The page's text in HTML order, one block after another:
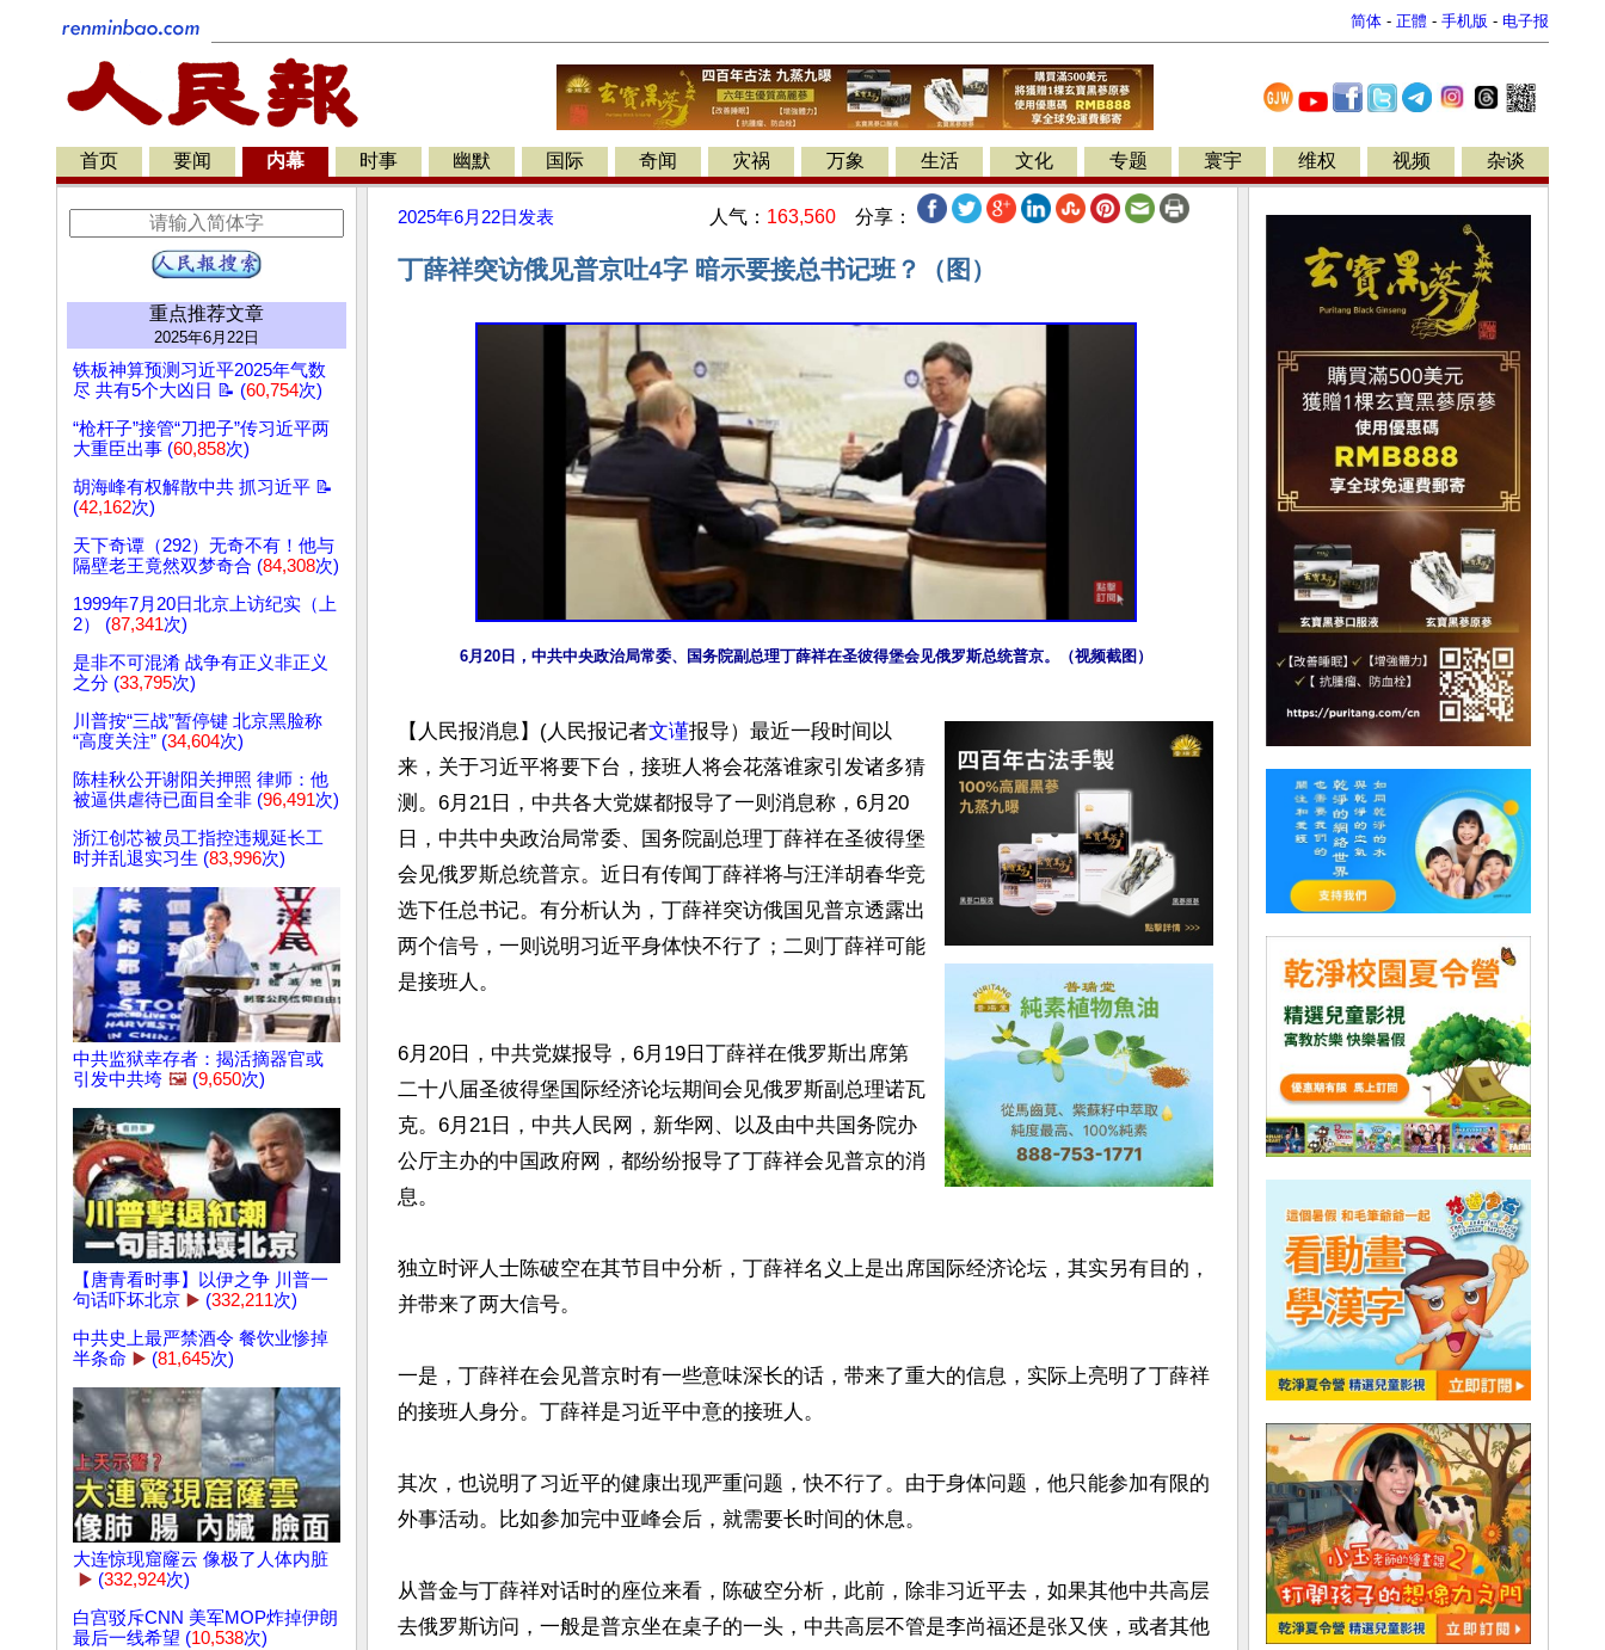
简体 - 正體 - 手机版 - 电子报
首页 要闻 内幕 时事 幽默 国际 奇闻 灾祸 万象 生活 文化 专题 寰宇 维权 视频 杂谈
重点推荐文章
2025年6月22日
铁板神算预测习近平2025年气数
尽 共有5个大凶日 📝 (60,754次)
“枪杆子”接管“刀把子”传习近平两
大重臣出事 (60,858次)
胡海峰有权解散中共 抓习近平 📝
(42,162次)
天下奇谭（292）无奇不有！他与
隔壁老王竟然双梦奇合 (84,308次)
1999年7月20日北京上访纪实（上
2） (87,341次)
是非不可混淆 战争有正义非正义
之分 (33,795次)
川普按“三战”暂停键 北京黑脸称
“高度关注” (34,604次)
陈桂秋公开谢阳关押照 律师：他
被逼供虐待已面目全非 (96,491次)
浙江创芯被员工指控违规延长工
时并乱退实习生 (83,996次)
中共监狱幸存者：揭活摘器官或
引发中共垮 🖼️ (9,650次)
【唐青看时事】以伊之争 川普一
句话吓坏北京 ▶️ (332,211次)
中共史上最严禁酒令 餐饮业惨掉
半条命 ▶️ (81,645次)
大连惊现窟窿云 像极了人体内脏
▶️ (332,924次)
白宫驳斥CNN 美军MOP炸掉伊朗
最后一线希望 (10,538次)
2025年6月22日 发表 人气： 163,560 分享：
丁薛祥突访俄见普京吐4字 暗示要接总书记班？（图）
6月20日，中共中央政治局常委、国务院副总理丁薛祥在圣彼得堡会见俄罗斯总统普京。（视频截图）
【人民报消息】(人民报记者文谨报导）最近一段时间以
来，关于习近平将要下台，接班人将会花落谁家引发诸多猜
测。6月21日，中共各大党媒都报导了一则消息称，6月20
日，中共中央政治局常委、国务院副总理丁薛祥在圣彼得堡
会见俄罗斯总统普京。近日有传闻丁薛祥将与汪洋胡春华竞
选下任总书记。有分析认为，丁薛祥突访俄国见普京透露出
两个信号，一则说明习近平身体快不行了；二则丁薛祥可能
是接班人。
6月20日，中共党媒报导，6月19日丁薛祥在俄罗斯出席第
二十八届圣彼得堡国际经济论坛期间会见俄罗斯副总理诺瓦
克。6月21日，中共人民网，新华网、以及由中共国务院办
公厅主办的中国政府网，都纷纷报导了丁薛祥会见普京的消
息。
独立时评人士陈破空在其节目中分析，丁薛祥名义上是出席国际经济论坛，其实另有目的，
并带来了两大信号。
一是，丁薛祥在会见普京时有一些意味深长的话，带来了重大的信息，实际上亮明了丁薛祥
的接班人身分。丁薛祥是习近平中意的接班人。
其次，也说明了习近平的健康出现严重问题，快不行了。由于身体问题，他只能参加有限的
外事活动。比如参加完中亚峰会后，就需要长时间的休息。
从普金与丁薛祥对话时的座位来看，陈破空分析，此前，除非习近平去，如果其他中共高层
去俄罗斯访问，一般是普京坐在桌子的一头，中共高层不管是李尚福还是张又侠，或者其他